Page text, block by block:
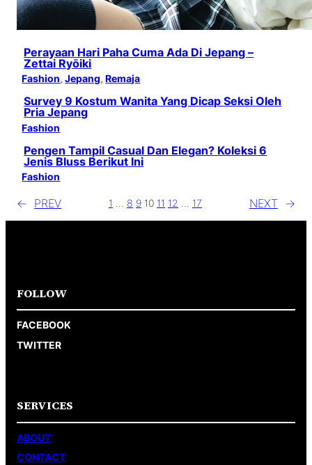
Perayaan Hari Paha Cuma Ada Di Jepang –
Zettai Ryōiki
Fashion, Jepang, Remaja
Survey 9 Kostum Wanita Yang Dicap Seksi Oleh
Pria Jepang
Fashion
Pengen Tampil Casual Dan Elegan? Koleksi 6
Jenis Bluss Berikut Ini
Fashion
← PREV 1 8 9 10 11 12 17 NEXT →
FOLLOW
FACEBOOK
TWITTER
SERVICES
ABOUT
CONTACT